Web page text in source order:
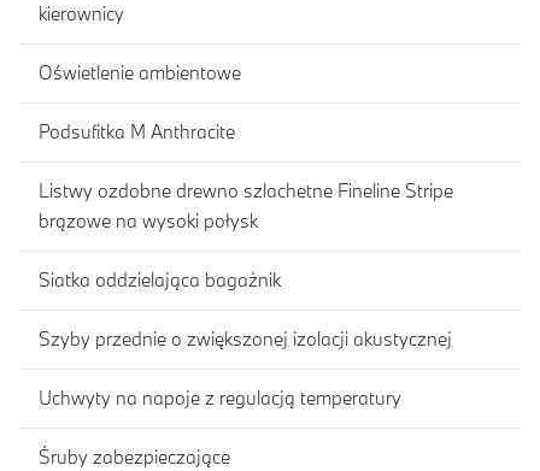
kierownicy
Oświetlenie ambientowe
Podsufitka M Anthracite
Listwy ozdobne drewno szlachetne Fineline Stripe
brązowe na wysoki połysk
Siatka oddzielająca bagażnik
Szyby przednie o zwiększonej izolacji akustycznej
Uchwyty na napoje z regulacją temperatury
Śruby zabezpieczające